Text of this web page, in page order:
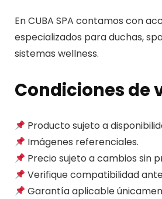
En CUBA SPA contamos con
especializados para duchas,
sistemas wellness.
Condiciones de
Producto sujeto a
Imágenes referenciales.
Precio sujeto a cambios sin
Verifique compatibilidad
Garantía aplicable